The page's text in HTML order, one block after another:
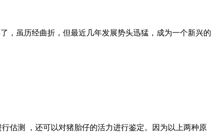
，虽历经曲折，但最近几年发展势头迅猛，成为一个新兴的
估测 ，还可以对猪胎仔的活力进行鉴定。因为以上两种原